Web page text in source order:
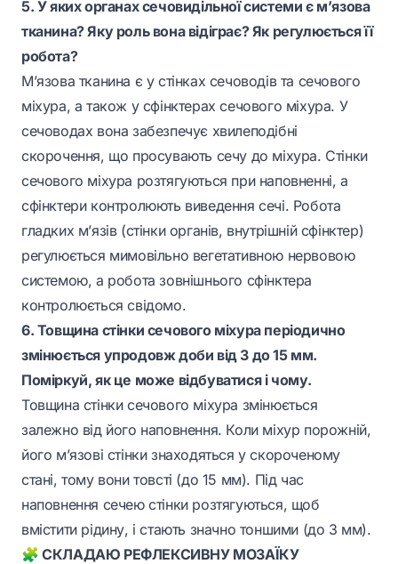
5. У яких органах сечовидільної системи є м’язова
тканина? Яку роль вона відіграє? Як регулюється її
робота?
М’язова тканина є у стінках сечоводів та сечового
міхура, а також у сфінктерах сечового міхура. У
сечоводах вона забезпечує хвилеподібні
скорочення, що просувають сечу до міхура. Стінки
сечового міхура розтягуються при наповненні, а
сфінктери контролюють виведення сечі. Робота
гладких м’язів (стінки органів, внутрішній сфінктер)
регулюється мимовільно вегетативною нервовою
системою, а робота зовнішнього сфінктера
контролюється свідомо.
6. Товщина стінки сечового міхура періодично
змінюється упродовж доби від 3 до 15 мм.
Поміркуй, як це може відбуватися і чому.
Товщина стінки сечового міхура змінюється
залежно від його наповнення. Коли міхур порожній,
його м’язові стінки знаходяться у скороченому
стані, тому вони товсті (до 15 мм). Під час
наповнення сечею стінки розтягуються, щоб
вмістити рідину, і стають значно тоншими (до 3 мм).
🧩 СКЛАДАЮ РЕФЛЕКСИВНУ МОЗАЇКУ